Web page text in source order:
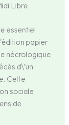
Libre
essentiel
papier
nécrologique
d\’un
Cette
sociale
de